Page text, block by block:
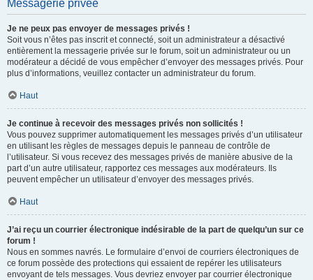
Messagerie privée
Je ne peux pas envoyer de messages privés !
Soit vous n’êtes pas inscrit et connecté, soit un administrateur a désactivé
entièrement la messagerie privée sur le forum, soit un administrateur ou un
modérateur a décidé de vous empêcher d’envoyer des messages privés. Pour
plus d’informations, veuillez contacter un administrateur du forum.
Haut
Je continue à recevoir des messages privés non sollicités !
Vous pouvez supprimer automatiquement les messages privés d’un utilisateur
en utilisant les règles de messages depuis le panneau de contrôle de
l’utilisateur. Si vous recevez des messages privés de manière abusive de la
part d’un autre utilisateur, rapportez ces messages aux modérateurs. Ils
peuvent empêcher un utilisateur d’envoyer des messages privés.
Haut
J’ai reçu un courrier électronique indésirable de la part de quelqu’un sur ce
forum !
Nous en sommes navrés. Le formulaire d’envoi de courriers électroniques de
ce forum possède des protections qui essaient de repérer les utilisateurs
envoyant de tels messages. Vous devriez envoyer par courrier électronique